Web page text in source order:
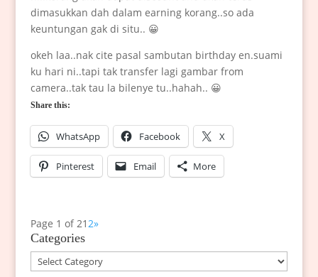
dimasukkan dah dalam earning korang..so ada
keuntungan gak di situ.. 😀
okeh laa..nak cite pasal sambutan birthday en.suami
ku hari ni..tapi tak transfer lagi gambar from
camera..tak tau la bilenye tu..hahah.. 😀
Share this:
WhatsApp Facebook X
Pinterest Email More
Page 1 of 212»
Categories
Categories